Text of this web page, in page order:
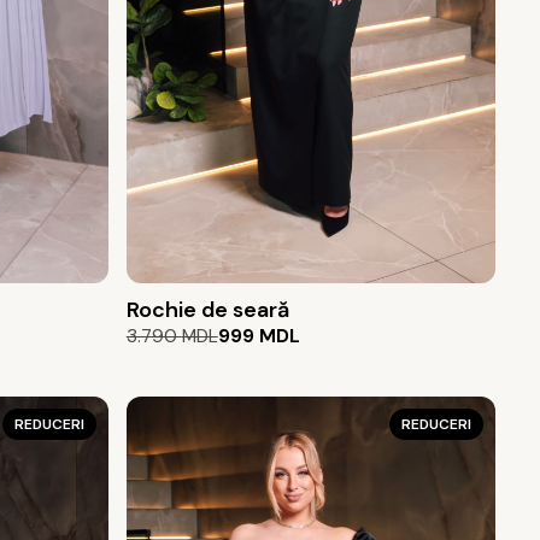
Rochie de seară
3.790MDL
Prețul
fost:
3.790 MDL.
999 MDL
Prețul
999 MDL.
REDUCERI REDUCERI